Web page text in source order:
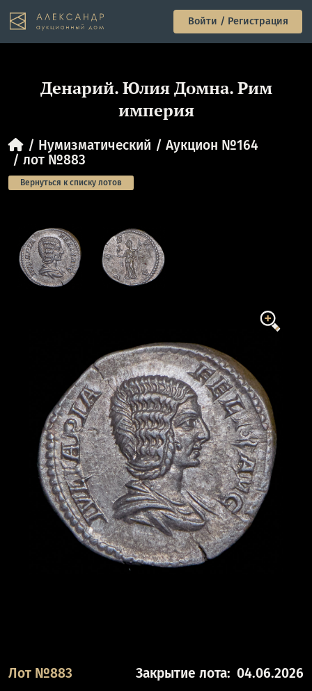
Войти / Регистрация
Денарий. Юлия Домна. Рим
империя
Нумизматический
Аукцион №164
лот №883
Вернуться к списку лотов
Лот №883 Закрытие лота: 04.06.2026